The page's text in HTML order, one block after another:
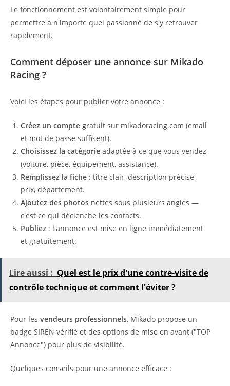
Le fonctionnement est volontairement simple pour
permettre à n'importe quel passionné de s'y retrouver
rapidement.
Comment déposer une annonce sur Mikado
Racing ?
Voici les étapes pour publier votre annonce :
Créez un compte gratuit sur mikadoracing.com (email
et mot de passe suffisent).
Choisissez la catégorie adaptée à ce que vous vendez
(voiture, pièce, équipement, assistance).
Remplissez la fiche : titre clair, description précise,
prix, département.
Ajoutez des photos nettes sous plusieurs angles —
c'est ce qui déclenche les contacts.
Publiez : l'annonce est mise en ligne immédiatement
et gratuitement.
Lire aussi : Quel est le prix d'une contre-visite de
contrôle technique et comment l'éviter ?
Pour les vendeurs professionnels, Mikado propose un
badge SIREN vérifié et des options de mise en avant ("TOP
Annonce") pour plus de visibilité.
Quelques conseils pour une annonce efficace :